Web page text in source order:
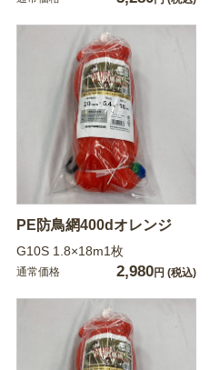
PE防鳥網400dオレンジ
G10S 1.8×18m1枚
通常価格 2,980円 (税込)